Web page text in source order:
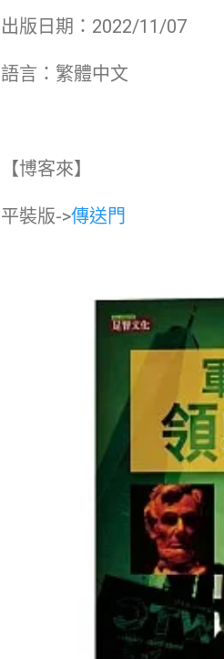
出版日期：2022/11/07
語言：繁體中文
【博客來】
平裝版->傳送門